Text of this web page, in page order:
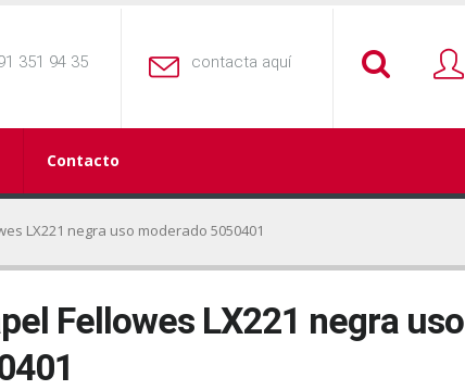
351 94 35 contacta aquí
Contacto
LX221 negra uso moderado 5050401
Fellowes LX221 negra uso